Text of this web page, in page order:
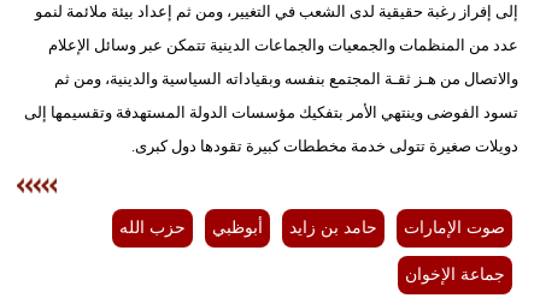
إلى إفراز رغبة حقيقية لدى الشعب في التغيير، ومن ثم إعداد بيئة ملائمة لنمو
عدد من المنظمات والجمعيات والجماعات الدينية تتمكن عبر وسائل الإعلام
والاتصال من هـز ثقـة المجتمع بنفسه وبقياداته السياسية والدينية، ومن ثم
تسود الفوضى وينتهي الأمر بتفكيك مؤسسات الدولة المستهدفة وتقسيمها إلى
دويلات صغيرة تتولى خدمة مخططات كبيرة تقودها دول كبرى.
صوت الإمارات حامد بن زايد أبوظبي حزب الله
جماعة الإخوان